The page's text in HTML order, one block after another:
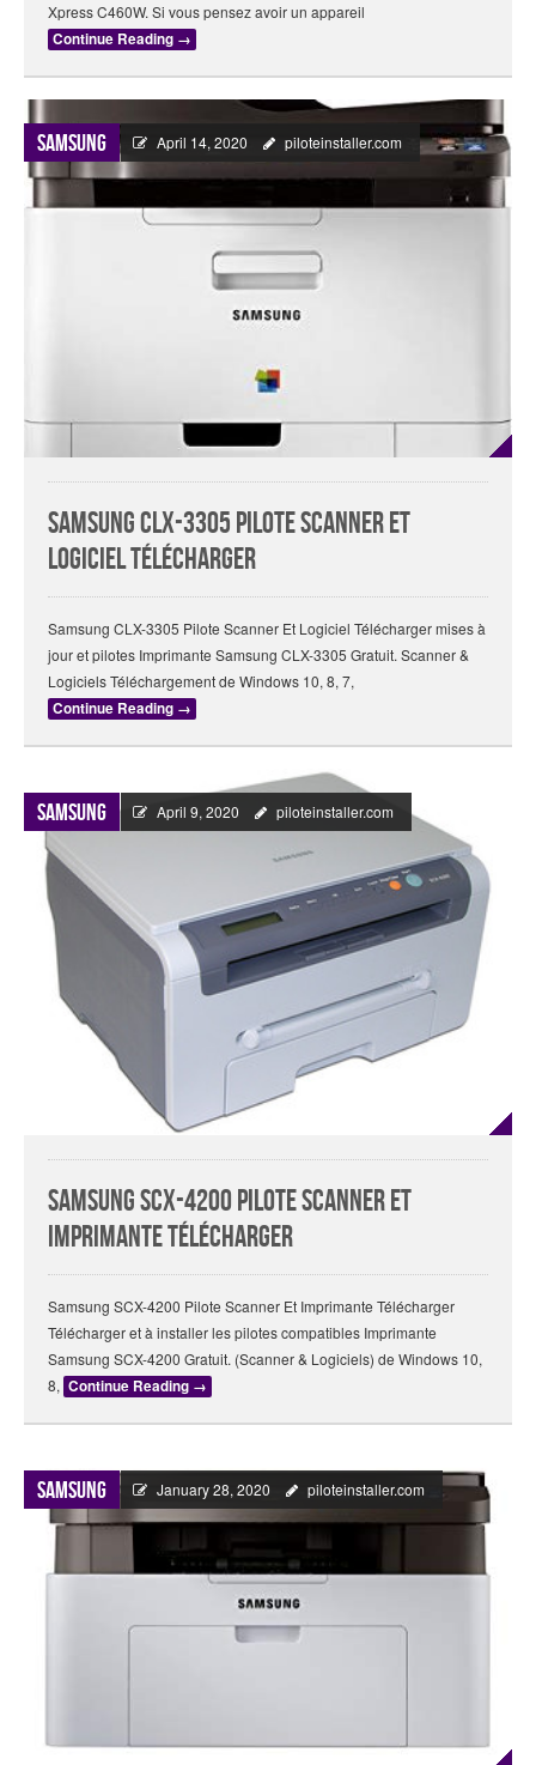
Xpress C460W. Si vous pensez avoir un appareil
Continue Reading →
Samsung April 14, 2020 piloteinstaller.com
Samsung CLX-3305 Pilote Scanner Et
Logiciel Télécharger
Samsung CLX-3305 Pilote Scanner Et Logiciel Télécharger mises à
jour et pilotes Imprimante Samsung CLX-3305 Gratuit. Scanner &
Logiciels Téléchargement de Windows 10, 8, 7,
Continue Reading →
Samsung April 9, 2020 piloteinstaller.com
Samsung SCX-4200 Pilote Scanner Et
Imprimante Télécharger
Samsung SCX-4200 Pilote Scanner Et Imprimante Télécharger
Télécharger et à installer les pilotes compatibles Imprimante
Samsung SCX-4200 Gratuit. (Scanner & Logiciels) de Windows 10,
8, Continue Reading →
Samsung January 28, 2020 piloteinstaller.com